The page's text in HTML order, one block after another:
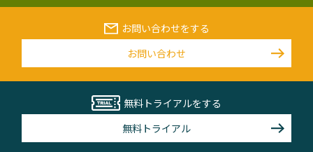
お問い合わせをする
お問い合わせ
無料トライアルをする
無料トライアル